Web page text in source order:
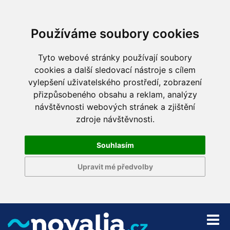
Používáme soubory cookies
Tyto webové stránky používají soubory
cookies a další sledovací nástroje s cílem
vylepšení uživatelského prostředí, zobrazení
přizpůsobeného obsahu a reklam, analýzy
návštěvnosti webových stránek a zjištění
zdroje návštěvnosti.
Souhlasím
Upravit mé předvolby